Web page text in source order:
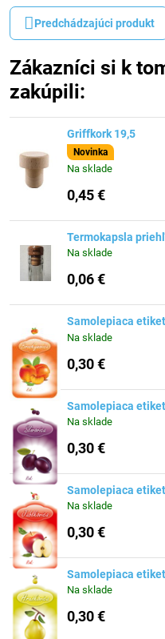
Predchádzajúci produkt
Zákazníci si k
zakúpili:
Griffkork 19,5
Novinka
Na sklade
0,45 €
Termokapsla
Na sklade
0,06 €
Samolepiaca
Na sklade
0,30 €
Samolepiaca
Na sklade
0,30 €
Samolepiaca
Na sklade
0,30 €
Samolepiaca
Na sklade
0,30 €